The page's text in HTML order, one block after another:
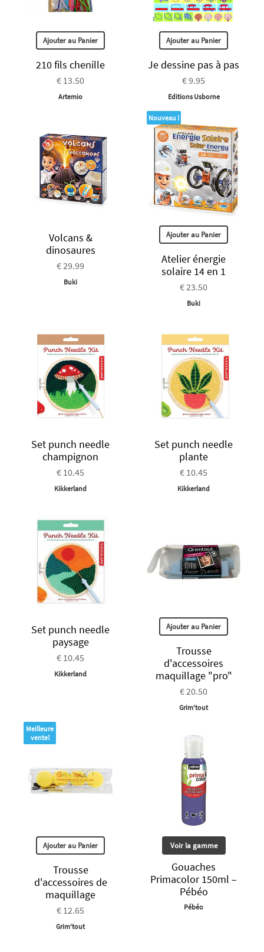
Ajouter au Panier
210 fils chenille
€ 13.50
Artemio
Ajouter au Panier
Je dessine pas à pas
€ 9.95
Editions Usborne
Volcans &
dinosaures
€ 29.99
Buki
Nouveau !
Ajouter au Panier
Atelier énergie
solaire 14 en 1
€ 23.50
Buki
Set punch needle
champignon
€ 10.45
Kikkerland
Set punch needle
plante
€ 10.45
Kikkerland
Set punch needle
paysage
€ 10.45
Kikkerland
Ajouter au Panier
Trousse
d'accessoires
maquillage "pro"
€ 20.50
Grim'tout
Meilleure
vente!
Ajouter au Panier
Trousse
d'accessoires de
maquillage
€ 12.65
Grim'tout
Voir la gamme
Gouaches
Primacolor 150ml –
Pébéo
Pébéo